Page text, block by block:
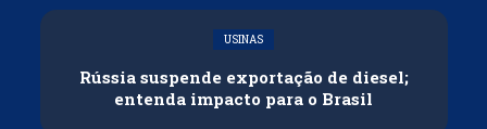
USINAS
Rússia suspende exportação de diesel;
entenda impacto para o Brasil